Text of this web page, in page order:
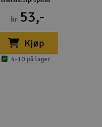
kr 53,-
Kjøp
4-10 på lager